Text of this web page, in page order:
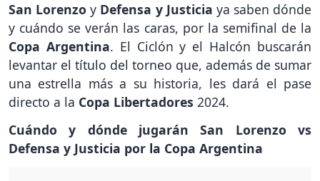
San Lorenzoy Defensa y Justicia ya saben dónde
y cuándo se verán las caras, por la semifinal de la
Copa Argentina. El Ciclón y el Halcón buscarán
levantar el título del torneo que, además de sumar
una estrella más a su historia, les dará el pase
directo a la Copa Libertadores 2024.
Cuándo y dónde jugarán San Lorenzo vs
Defensa y Justicia por la Copa Argentina